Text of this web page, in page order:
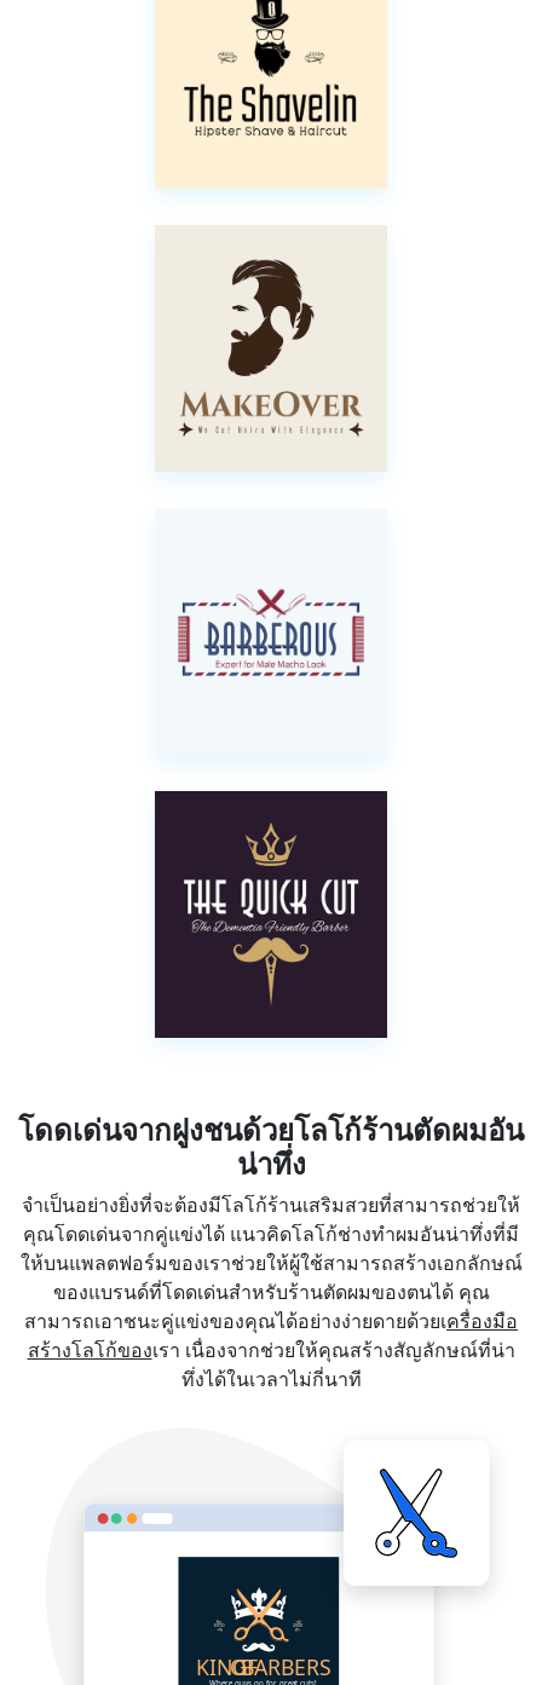
โดดเด่นจากฝูงชนด้วยโลโก้ร้านตัดผมอัน
น่าทึ่ง
จำเป็นอย่างยิ่งที่จะต้องมีโลโก้ร้านเสริมสวยที่สามารถช่วยให้
คุณโดดเด่นจากคู่แข่งได้ แนวคิดโลโก้ช่างทำผมอันน่าทึ่งที่มี
ให้บนแพลตฟอร์มของเราช่วยให้ผู้ใช้สามารถสร้างเอกลักษณ์
ของแบรนด์ที่โดดเด่นสำหรับร้านตัดผมของตนได้ คุณ
สามารถเอาชนะคู่แข่งของคุณได้อย่างง่ายดายด้วยเครื่องมือ
สร้างโลโก้ของเรา เนื่องจากช่วยให้คุณสร้างสัญลักษณ์ที่น่า
ทึ่งได้ในเวลาไม่กี่นาที